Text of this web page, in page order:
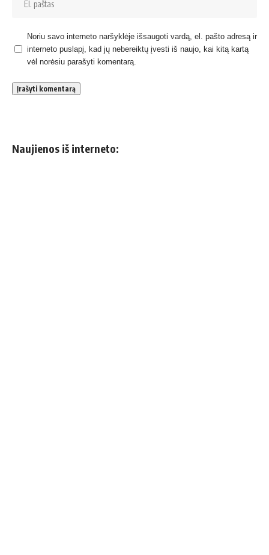
Noriu savo interneto naršyklėje išsaugoti vardą, el. pašto adresą ir
interneto puslapį, kad jų nebereiktų įvesti iš naujo, kai kitą kartą
vėl norėsiu parašyti komentarą.
Naujienos iš interneto: